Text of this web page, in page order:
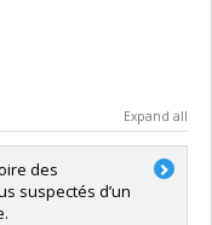
Expand all
des
suspectés d’un